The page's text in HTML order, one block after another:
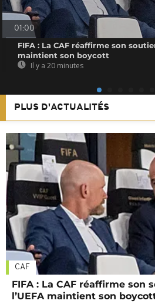
01:00
FIFA : La CAF réaffirme son
maintient son boycott
Il y a 20 minutes
PLUS D'ACTUALITÉS
CAF
FIFA : La CAF réaffirme son
l’UEFA maintient son